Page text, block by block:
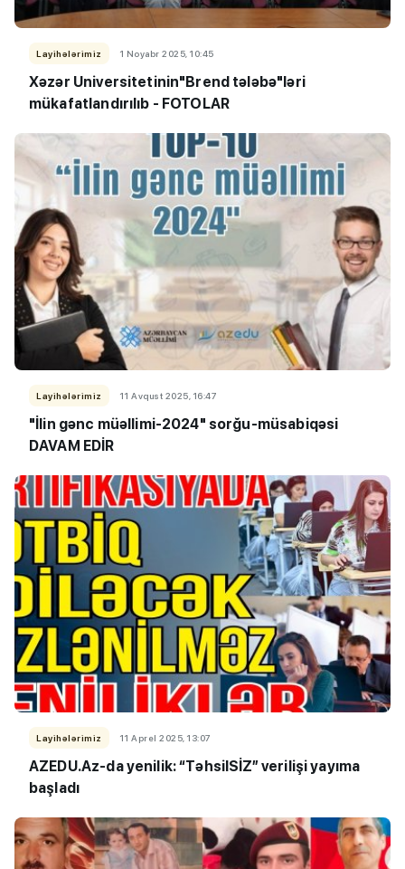
Layihələrimiz 1 Noyabr 2025, 10:45
Xəzər Universitetinin"Brend tələbə"ləri
mükafatlandırılıb - FOTOLAR
Layihələrimiz 11 Avqust 2025, 16:47
"İlin gənc müəllimi-2024" sorğu-müsabiqəsi
DAVAM EDİR
Layihələrimiz 11 Aprel 2025, 13:07
AZEDU.Az-da yenilik: “TəhsilSİZ” verilişi yayıma
başladı